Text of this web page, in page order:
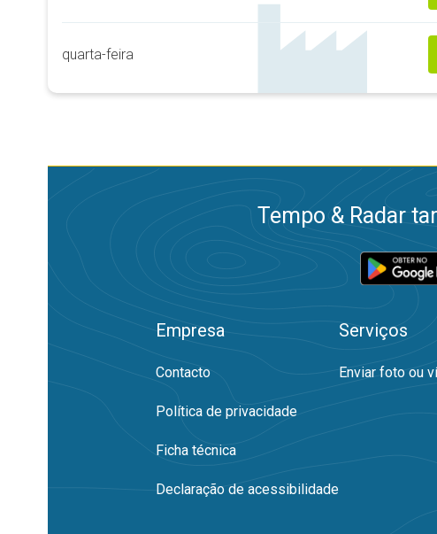
quarta-feira
Tempo & Radar
Empresa
Contacto
Política de privacidade
Ficha técnica
Declaração de acessibilidade
Serviços
Enviar foto ou